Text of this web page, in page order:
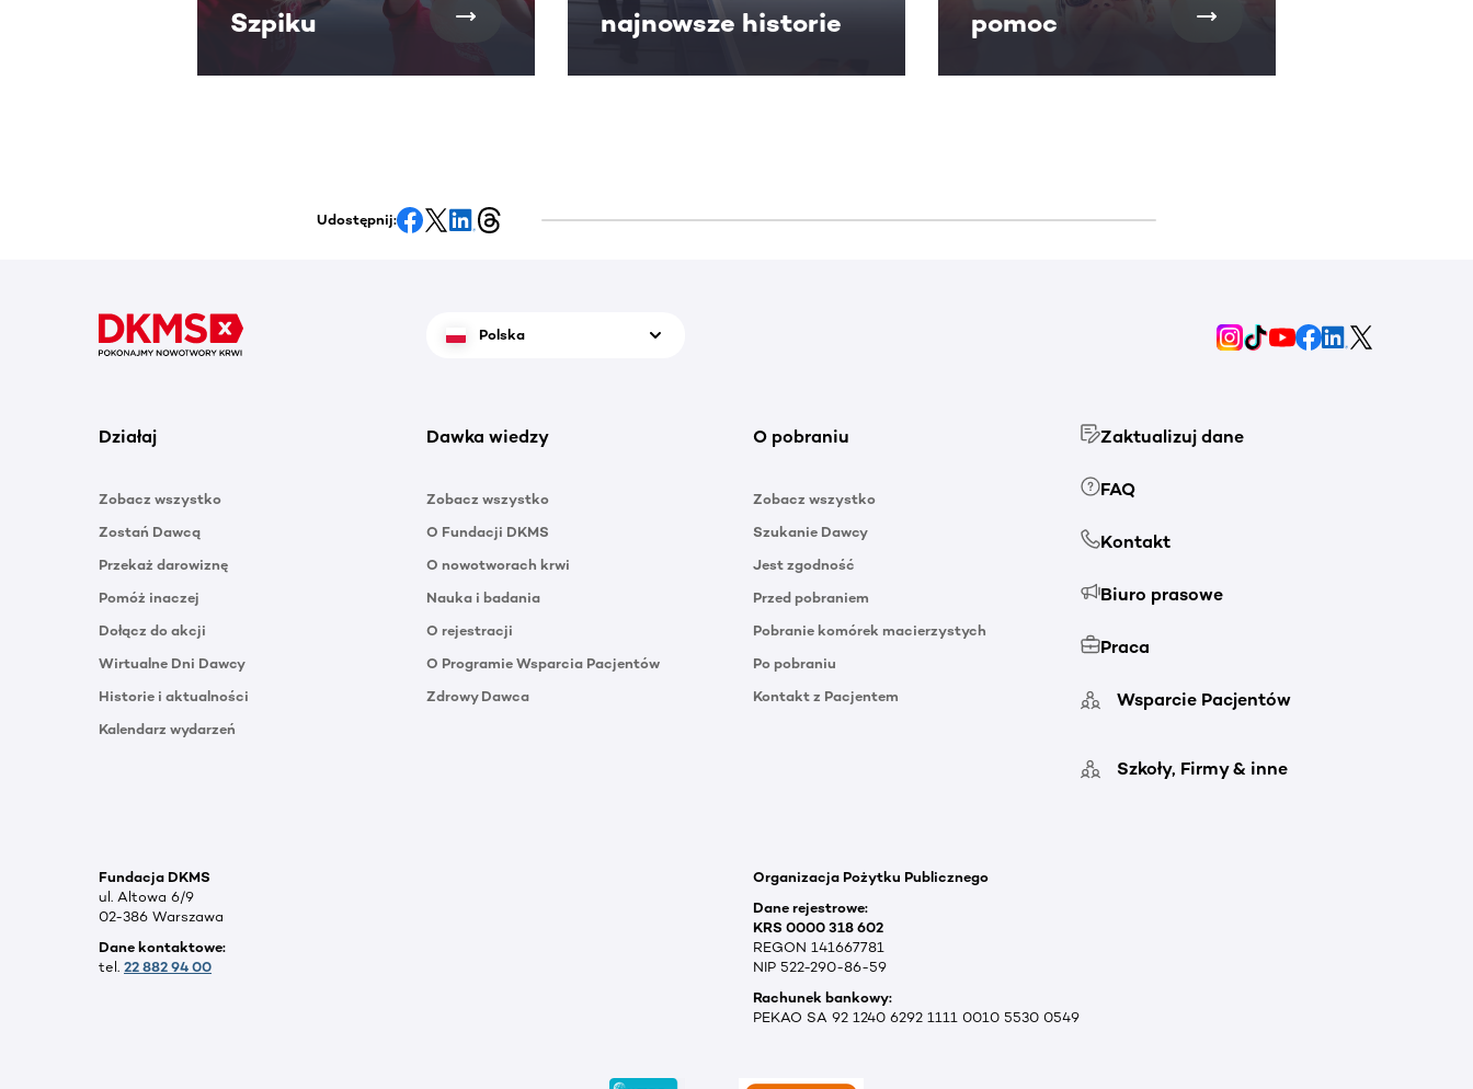
Szpiku
najnowsze historie
pomoc
Udostępnij:
Polska
Działaj
Zobacz wszystko
Zostań Dawcą
Przekaż darowiznę
Pomóż inaczej
Dołącz do akcji
Wirtualne Dni Dawcy
Historie i aktualności
Kalendarz wydarzeń
Dawka wiedzy
Zobacz wszystko
O Fundacji DKMS
O nowotworach krwi
Nauka i badania
O rejestracji
O Programie Wsparcia Pacjentów
Zdrowy Dawca
O pobraniu
Zobacz wszystko
Szukanie Dawcy
Jest zgodność
Przed pobraniem
Pobranie komórek macierzystych
Po pobraniu
Kontakt z Pacjentem
Zaktualizuj dane
FAQ
Kontakt
Biuro prasowe
Praca
Wsparcie Pacjentów
Szkoły, Firmy & inne
Fundacja DKMS
ul. Altowa 6/9
02-386 Warszawa
Dane kontaktowe:
tel. 22 882 94 00
Organizacja Pożytku Publicznego
Dane rejestrowe:
KRS 0000 318 602
REGON 141667781
NIP 522-290-86-59
Rachunek bankowy:
PEKAO SA 92 1240 6292 1111 0010 5530 0549